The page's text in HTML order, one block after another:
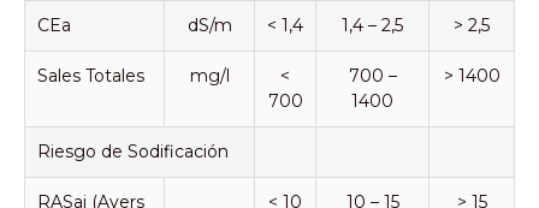
CEa dS/m < 1,4 1,4 – 2,5 > 2,5
Sales Totales mg/l
<
700
700 –
1400
> 1400
Riesgo de Sodificación
RASaj (Ayers
< 10 10 – 15 > 15